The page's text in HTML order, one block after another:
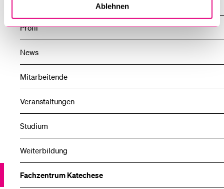
Ablehnen
Profil
News
Mitarbeitende
Veranstaltungen
Studium
Weiterbildung
Fachzentrum Katechese